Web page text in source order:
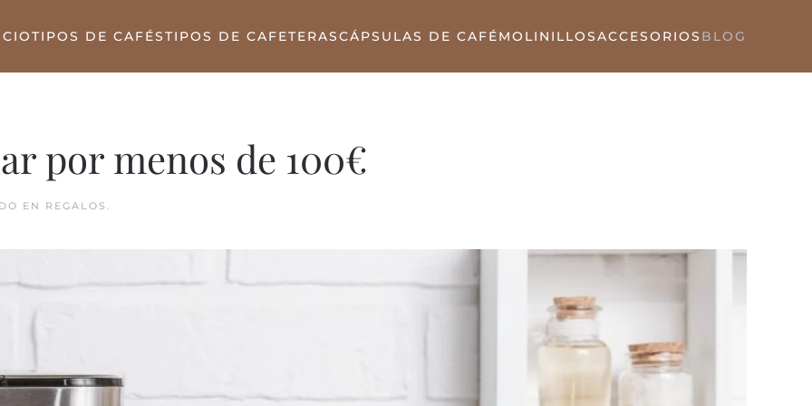
TIPOS DE CAFÉSTIPOS DE CAFETERASCÁPSULAS DE CAFÉMOLINILLOSACCESORIOS BLOG
por menos de 100€
EN REGALOS .